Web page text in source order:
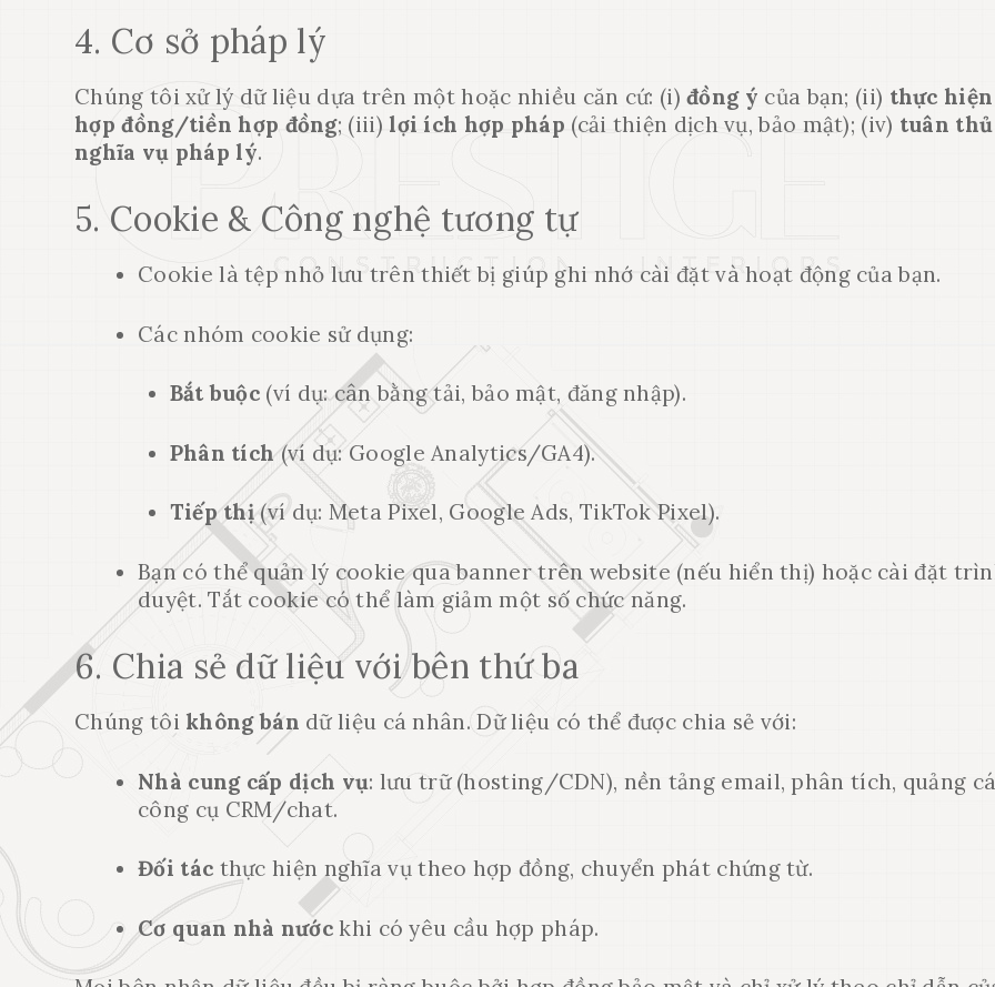
4. Cơ sở pháp lý
Chúng tôi xử lý dữ liệu dựa trên một hoặc nhiều căn cứ: (i)đồng ý của bạn; (ii) thực hiện
hợp đồng/tiền hợp đồng; (iii) lợi ích hợp pháp (cải thiện dịch vụ, bảo mật); (iv) tuân thủ
nghĩa vụ pháp lý.
5. Cookie & Công nghệ tương tự
Cookie là tệp nhỏ lưu trên thiết bị giúp ghi nhớ cài đặt và hoạt động của bạn.
Các nhóm cookie sử dụng:
Bắt buộc (ví dụ: cân bằng tải, bảo mật, đăng nhập).
Phân tích(ví dụ: Google Analytics/GA4).
Tiếp thị(ví dụ: Meta Pixel, Google Ads, TikTok Pixel).
Bạn có thể quản lý cookie qua banner trên website (nếu hiển thị) hoặc cài đặt
duyệt. Tắt cookie có thể làm giảm một số chức năng.
6. Chia sẻ dữ liệu với bên thứ ba
Chúng tôi không bán dữ liệu cá nhân. Dữ liệu có thể được chia sẻ với:
Nhà cung cấp dịch vụ: lưu trữ (hosting/CDN), nền tảng email, phân tích, quảng
công cụ CRM/chat.
Đối tác thực hiện nghĩa vụ theo hợp đồng, chuyển phát chứng từ.
Cơ quan nhà nước khi có yêu cầu hợp pháp.